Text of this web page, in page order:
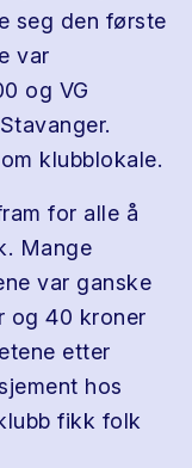
seg den første
var
og VG
klubblokale.
for alle å
Mange
var ganske
og 40 kroner
etter
hos
fikk folk